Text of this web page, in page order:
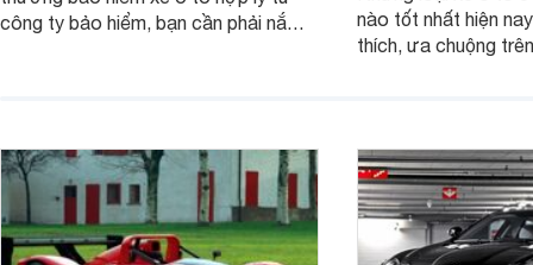
công ty bảo hiểm, bạn cần phải nắm
nào tốt nhất hiện
thích, ưa chuộng